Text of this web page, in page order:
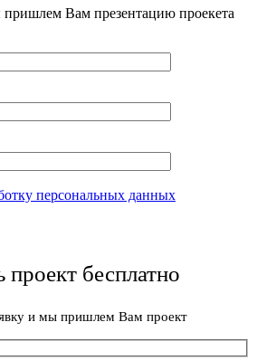
пришлем Вам презентацию проекета
персональных данных
проект бесплатно
и мы пришлем Вам проект